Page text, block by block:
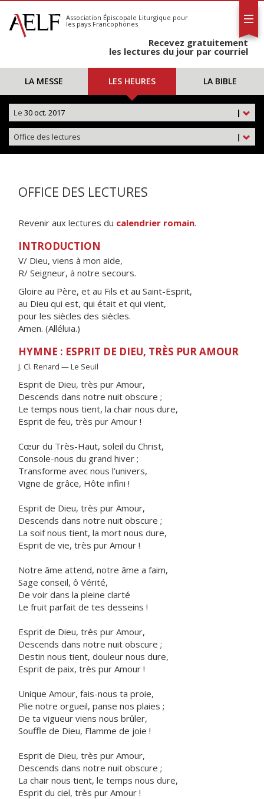
S'abonner
Calendrier
Association Épiscopale Liturgique pour
les pays Francophones
Recevez gratuitement
les lectures du jour par courriel
LA MESSE LES HEURES LA BIBLE
|
Le 30 oct. 2017
|
Office des lectures
OFFICE DES LECTURES
Revenir aux lectures du calendrier romain.
INTRODUCTION
V/ Dieu, viens à mon aide,
R/ Seigneur, à notre secours.
Gloire au Père, et au Fils et au Saint-Esprit,
au Dieu qui est, qui était et qui vient,
pour les siècles des siècles.
Amen. (Alléluia.)
HYMNE : ESPRIT DE DIEU, TRÈS PUR AMOUR
J. Cl. Renard — Le Seuil
Esprit de Dieu, très pur Amour,
Descends dans notre nuit obscure ;
Le temps nous tient, la chair nous dure,
Esprit de feu, très pur Amour !
Cœur du Très-Haut, soleil du Christ,
Console-nous du grand hiver ;
Transforme avec nous l’univers,
Vigne de grâce, Hôte infini !
Esprit de Dieu, très pur Amour,
Descends dans notre nuit obscure ;
La soif nous tient, la mort nous dure,
Esprit de vie, très pur Amour !
Notre âme attend, notre âme a faim,
Sage conseil, ô Vérité,
De voir dans la pleine clarté
Le fruit parfait de tes desseins !
Esprit de Dieu, très pur Amour,
Descends dans notre nuit obscure ;
Destin nous tient, douleur nous dure,
Esprit de paix, très pur Amour !
Unique Amour, fais-nous ta proie,
Plie notre orgueil, panse nos plaies ;
De ta vigueur viens nous brûler,
Souffle de Dieu, Flamme de joie !
Esprit de Dieu, très pur Amour,
Descends dans notre nuit obscure ;
La chair nous tient, le temps nous dure,
Esprit du ciel, très pur Amour !